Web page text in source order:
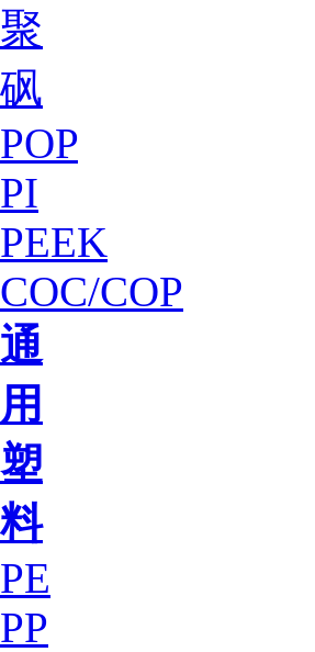
聚
砜
POP
PI
PEEK
COC/COP
通
用
塑
料
PE
PP